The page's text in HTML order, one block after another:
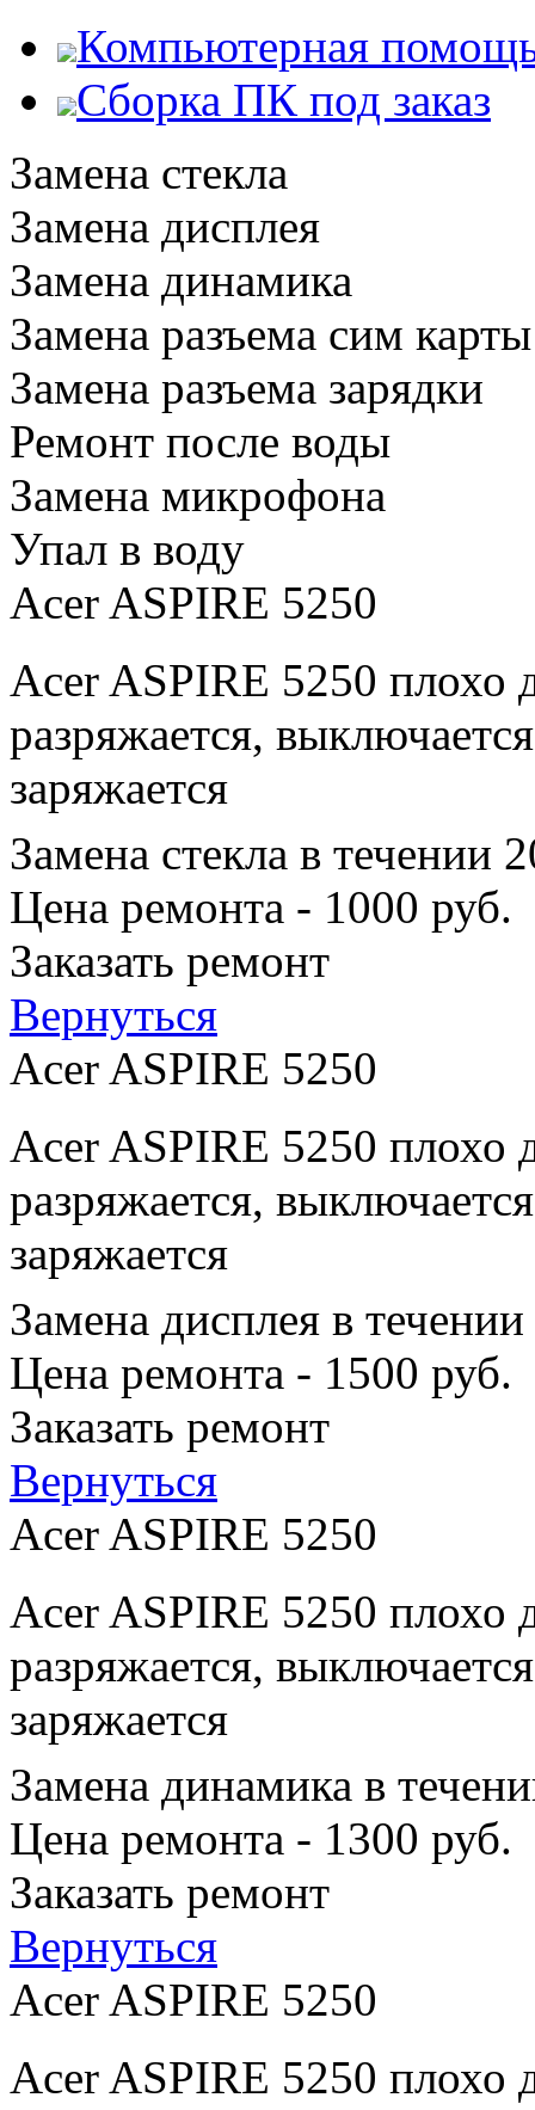
Компьютерная
Сборка ПК под заказ
Замена стекла
Замена дисплея
Замена динамика
Замена разъема сим карты
Замена разъема зарядки
Ремонт после воды
Замена микрофона
Упал в воду
Acer ASPIRE 5250
Acer ASPIRE 5250 плохо
разряжается,
заряжается
Замена стекла в течении
Цена ремонта - 1000 руб.
Заказать ремонт
Вернуться
Acer ASPIRE 5250
Acer ASPIRE 5250 плохо
разряжается,
заряжается
Замена дисплея в
Цена ремонта - 1500 руб.
Заказать ремонт
Вернуться
Acer ASPIRE 5250
Acer ASPIRE 5250 плохо
разряжается,
заряжается
Замена динамика в
Цена ремонта - 1300 руб.
Заказать ремонт
Вернуться
Acer ASPIRE 5250
Acer ASPIRE 5250 плохо